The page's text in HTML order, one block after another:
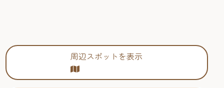
周辺スポットを表示